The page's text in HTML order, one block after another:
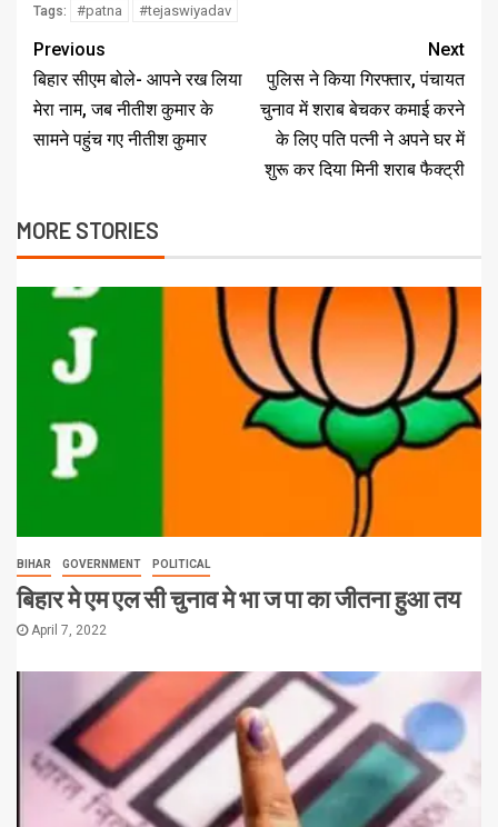
Tags: #patna #tejaswiyadav
Previous
बिहार सीएम बोले- आपने रख लिया
मेरा नाम, जब नीतीश कुमार के
सामने पहुंच गए नीतीश कुमार
Next
पुलिस ने किया गिरफ्तार, पंचायत
चुनाव में शराब बेचकर कमाई करने
के लिए पति पत्नी ने अपने घर में
शुरू कर दिया मिनी शराब फैक्ट्री
MORE STORIES
BIHAR GOVERNMENT POLITICAL
बिहार मे एम एल सी चुनाव मे भा ज पा का जीतना हुआ तय
April 7, 2022